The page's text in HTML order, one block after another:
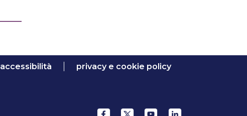
accessibilità privacy e cookie policy